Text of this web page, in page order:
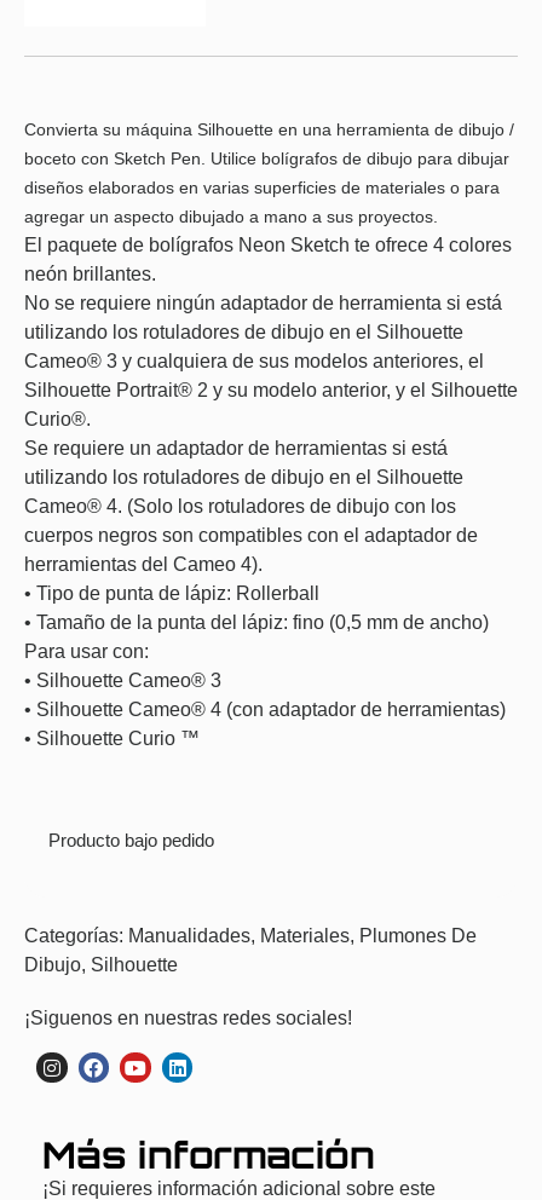
Convierta su máquina Silhouette en una herramienta de dibujo /
boceto con Sketch Pen. Utilice bolígrafos de dibujo para dibujar
diseños elaborados en varias superficies de materiales o para
agregar un aspecto dibujado a mano a sus proyectos.
El paquete de bolígrafos Neon Sketch te ofrece 4 colores
neón brillantes.
No se requiere ningún adaptador de herramienta si está
utilizando los rotuladores de dibujo en el Silhouette
Cameo® 3 y cualquiera de sus modelos anteriores, el
Silhouette Portrait® 2 y su modelo anterior, y el Silhouette
Curio®.
Se requiere un adaptador de herramientas si está
utilizando los rotuladores de dibujo en el Silhouette
Cameo® 4. (Solo los rotuladores de dibujo con los
cuerpos negros son compatibles con el adaptador de
herramientas del Cameo 4).
• Tipo de punta de lápiz: Rollerball
• Tamaño de la punta del lápiz: fino (0,5 mm de ancho)
Para usar con:
• Silhouette Cameo® 3
• Silhouette Cameo® 4 (con adaptador de herramientas)
• Silhouette Curio ™
Producto bajo pedido
Categorías: Manualidades, Materiales, Plumones De
Dibujo, Silhouette
¡Siguenos en nuestras redes sociales!
Más información
¡Si requieres información adicional sobre este